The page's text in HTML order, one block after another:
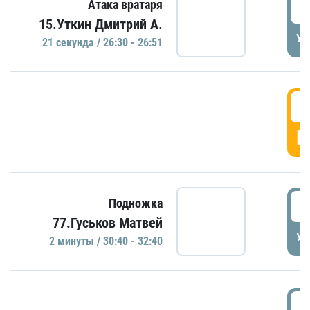
Атака вратаря
15.Уткин Дмитрий А.
21 секундa / 26:30 - 26:51
Подножка
77.Гуськов Матвей
2 минуты / 30:40 - 32:40